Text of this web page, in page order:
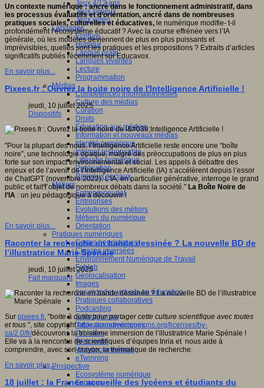
Jeux 4/12 ans
Jeux sérieux
Jeux vidéo
Langages
Ecriture
Humour
Langue orale
Langues vivantes
Lecture
Programmation
Médias
Compétences informationnelles
Culture des médias
Curation
Droits
Education aux médias
Information et nouveaux médias
Identité numérique
Internet responsable
Littératie numérique
Publication
Réseaux sociaux
Métiers
Entrepreneuriat
Entreprises
Evolutions des métiers
Métiers du numérique
Orientation
Pratiques numériques
Cartes heuristiques
Classes inversées
Environnement Numérique de Travail
Fablab
Géolocalisation
Images
Les mondes virtuels en éducation
Pratiques collaboratives
Podcasting
Smartphones
Tableaux numériques
Tablettes
Web radio
Webdocumentaire
eTwinning
Prospective
Ecosystème numérique
Espaces
Un contexte numérique : ancré dans le fonctionnement administratif, dans
les processus évaluatifs et d’orientation, ancré dans de nombreuses
pratiques sociales, culturelles et éducatives, le numérique modifie- t-il
profondément l’écosystème éducatif ? Avec la course effrénée vers l’IA
générale, où les modèles deviennent de plus en plus puissants et
imprévisibles, quelles sont les pratiques et les propositions ? Extraits d’articles
significatifs publiés récemment sur Educavox.
En savoir plus...
Pixees.fr : Ouvrez la boite noire de l'Intelligence Artificielle !
jeudi, 10 juillet 2025
Dispositifs
"Pour la plupart des nous, l’Intelligence Artificielle reste encore une “boîte
noire”, une technologie opaque, malgré des préoccupations de plus en plus
forte sur son impact environnemental et social. Les appels à débattre des
enjeux et de l’avenir de l’Intelligence Artificielle (IA) s’accélèrent depuis l’essor
de ChatGPT (novembre 2022). L’IA, en particulier générative, interroge le grand
public et fait l’objet de nombreux débats dans la société." La Boîte Noire de
l’IA : un jeu pédagogique à découvrir !
En savoir plus...
Raconter la recherche en bande dessinée ? La nouvelle BD de
l’illustratrice Marie Spénale
jeudi, 10 juillet 2025
Fait marquant
Sur pixees.fr, "boite à outils pour partager cette culture scientifique avec toutes
et tous ", site copyrighthttps://creativecommons.org/licenses/by-
sa/2.0/fr/découvrons la troisième immersion de l’illustratrice Marie Spénale !
Elle va à la rencontre de scientifiques d’équipes Inria et nous aide à
comprendre, avec son crayon, la thématique de recherche.
En savoir plus...
18 juillet : la France accueille des lycéens et étudiants du